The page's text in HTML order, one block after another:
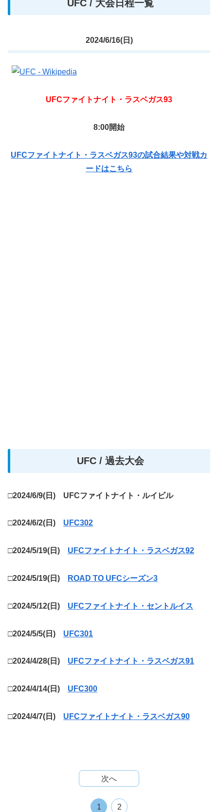
UFC / 大会日程一覧
2024/6/16(日)
UFCファイトナイト・ラスベガス93
8:00開始
UFCファイトナイト・ラスベガス93の試合結果や対戦カ
ードはこちら
UFC / 過去大会
□2024/6/9(日) UFCファイトナイト・ルイビル
□2024/6/2(日) UFC302
□2024/5/19(日) UFCファイトナイト・ラスベガス92
□2024/5/19(日) ROAD TO UFCシーズン3
□2024/5/12(日) UFCファイトナイト・セントルイス
□2024/5/5(日) UFC301
□2024/4/28(日) UFCファイトナイト・ラスベガス91
□2024/4/14(日) UFC300
□2024/4/7(日) UFCファイトナイト・ラスベガス90
次へ
1 2